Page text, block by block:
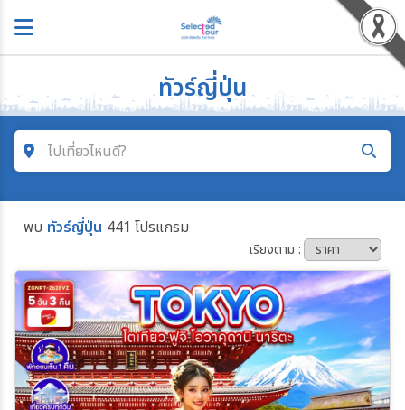
ทัวร์ญี่ปุ่น
ไปเที่ยวไหนดี?
ค้นหาโปรแกรมทัวร์
โซน
ประเทศ
พบ ทัวร์ญี่ปุ่น 441 โปรแกรม
เรียงตาม :